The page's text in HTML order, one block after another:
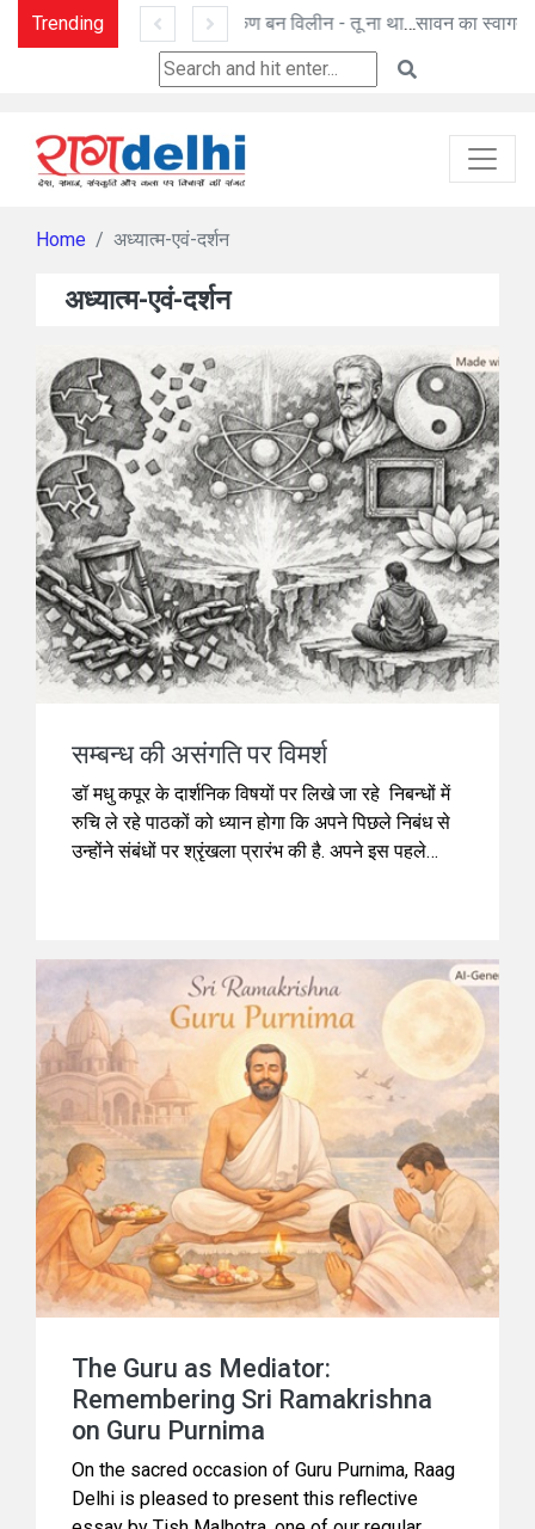
Trending तू ही तू - हिम कण बन विलीन - तू ना था : मनोज पांडे की कविताएँ
Home अध्यात्म-एवं-दर्शन
अध्यात्म-एवं-दर्शन
सम्बन्ध की असंगति पर विमर्श
डॉ मधु कपूर के दार्शनिक विषयों पर लिखे जा रहे निबन्धों में
रुचि ले रहे पाठकों को ध्यान होगा कि अपने पिछले निबंध से
उन्होंने संबंधों पर श्रृंखला प्रारंभ की है. अपने इस पहले
परमाणुओं का एक बिखरा हुआ स्तूप रह जाता। आज के
अपने लेख में वह ब्रिटिश दार्शनिक एफ. एच. ब्रैडली और
बौद्ध दार्शनिक नागार्जुन द्वारा प्रतिपादित किये गए सिद्धांतों से
हमारा परिचय कराती हैं.
The Guru as Mediator:
Remembering Sri Ramakrishna
on Guru Purnima
On the sacred occasion of Guru Purnima, Raag
Delhi is pleased to present this reflective